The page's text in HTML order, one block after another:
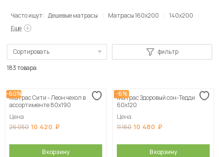
Часто ищут: Дешевые матрасы Матрасы 160х200
140х200
Еще
Сортировать
Сначала дорогие
фильтр
183 товара
-60%
Матрас Сити - Леон чехол в
ассортименте 80х190
Цена
26 050 10 420
В корзину
-6%
Матрас Здоровый сон-Тедди
60х120
Цена
11 160 10 480
В корзину